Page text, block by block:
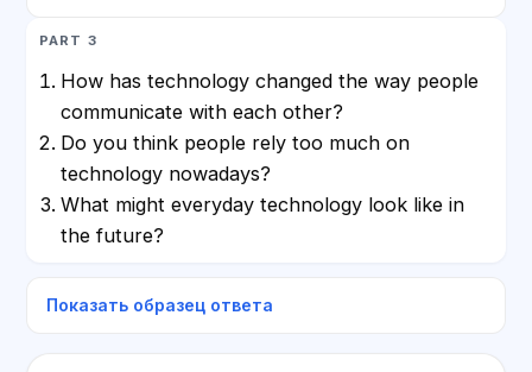
PART 3
How has technology changed the way people
communicate with each other?
Do you think people rely too much on
technology nowadays?
What might everyday technology look like in
the future?
Показать образец ответа